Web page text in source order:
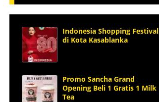
Indonesia Shopping Festival
di Kota Kasablanka
Promo Sancha Grand
Opening Beli 1 Gratis 1 Milk
Tea